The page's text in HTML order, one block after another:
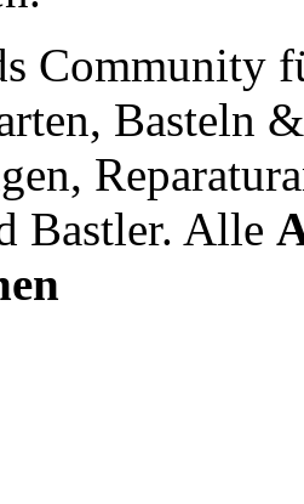
Community
Basteln
Bastler. Alle